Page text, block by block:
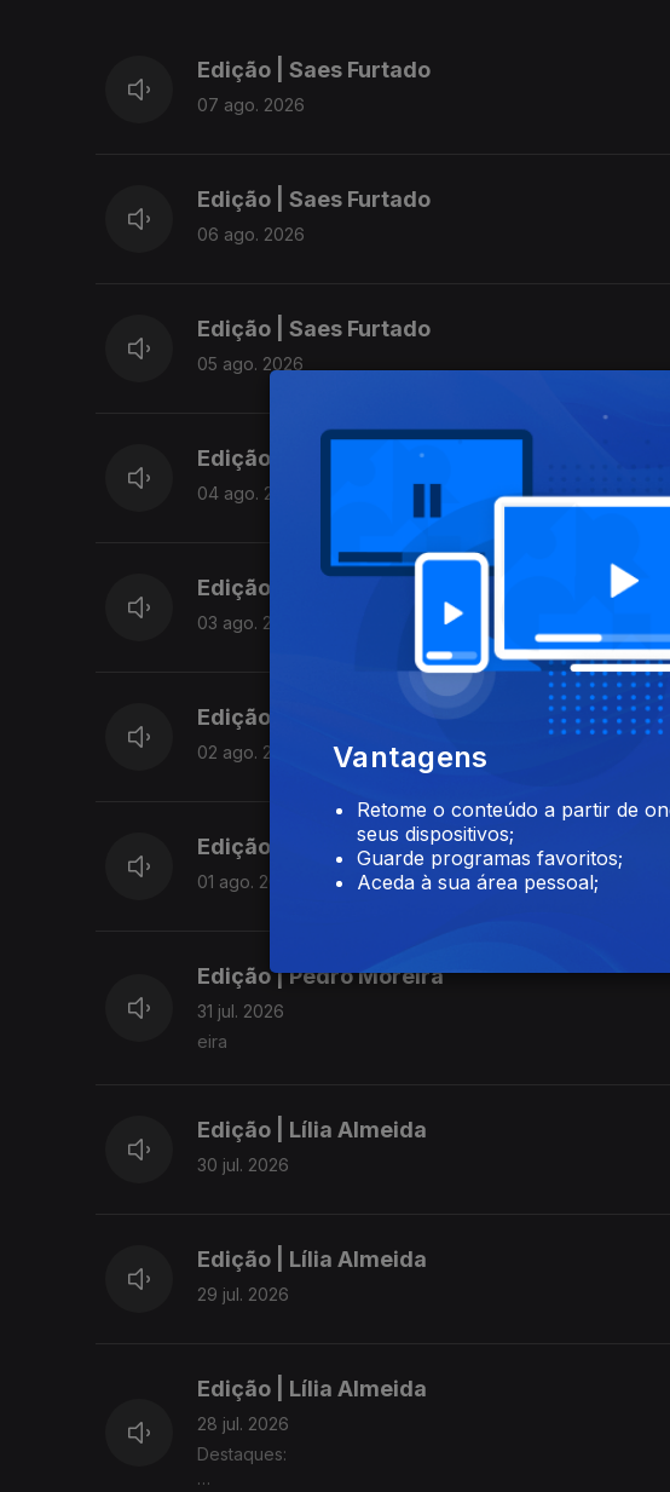
Edição | Saes Furtado
07 ago. 2026
Edição | Saes Furtado
06 ago. 2026
Edição | Saes Furtado
05 ago. 2026
Edição | Saes Furtado
04 ago. 2026
Edição | Saes Furtado
03 ago. 2026
Edição I Sandra Pimenta
02 ago. 2026
Edição I Sandra Pimenta
01 ago. 2026
Edição | Pedro Moreira
31 jul. 2026
eira
Edição | Lília Almeida
30 jul. 2026
Edição | Lília Almeida
29 jul. 2026
Edição | Lília Almeida
28 jul. 2026
Destaques:
Vantagens
Retome o conteúdo a partir de
seus dispositivos;
Guarde programas favoritos;
Aceda à sua área pessoal;